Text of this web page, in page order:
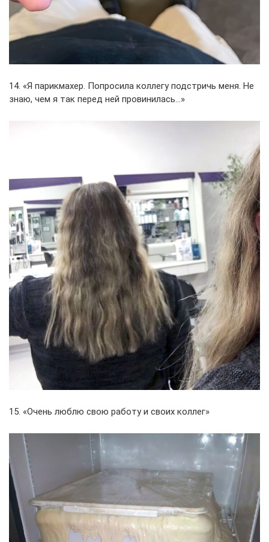
14. «Я парикмахер. Попросила коллегу подстричь меня. Не
знаю, чем я так перед ней провинилась…»
15. «Очень люблю свою работу и своих коллег»